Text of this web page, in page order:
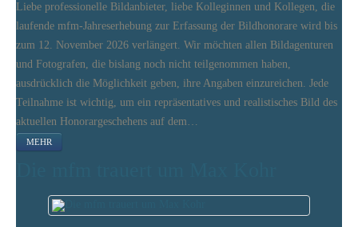
Liebe professionelle Bildanbieter, liebe Kolleginnen und Kollegen, die
laufende mfm-Jahreserhebung zur Erfassung der Bildhonorare wird bis
zum 12. November 2026 verlängert. Wir möchten allen Bildagenturen
und Fotografen, die bislang noch nicht teilgenommen haben,
ausdrücklich die Möglichkeit geben, ihre Angaben einzureichen. Jede
Teilnahme ist wichtig, um ein repräsentatives und realistisches Bild des
aktuellen Honorargeschehens auf dem…
MEHR